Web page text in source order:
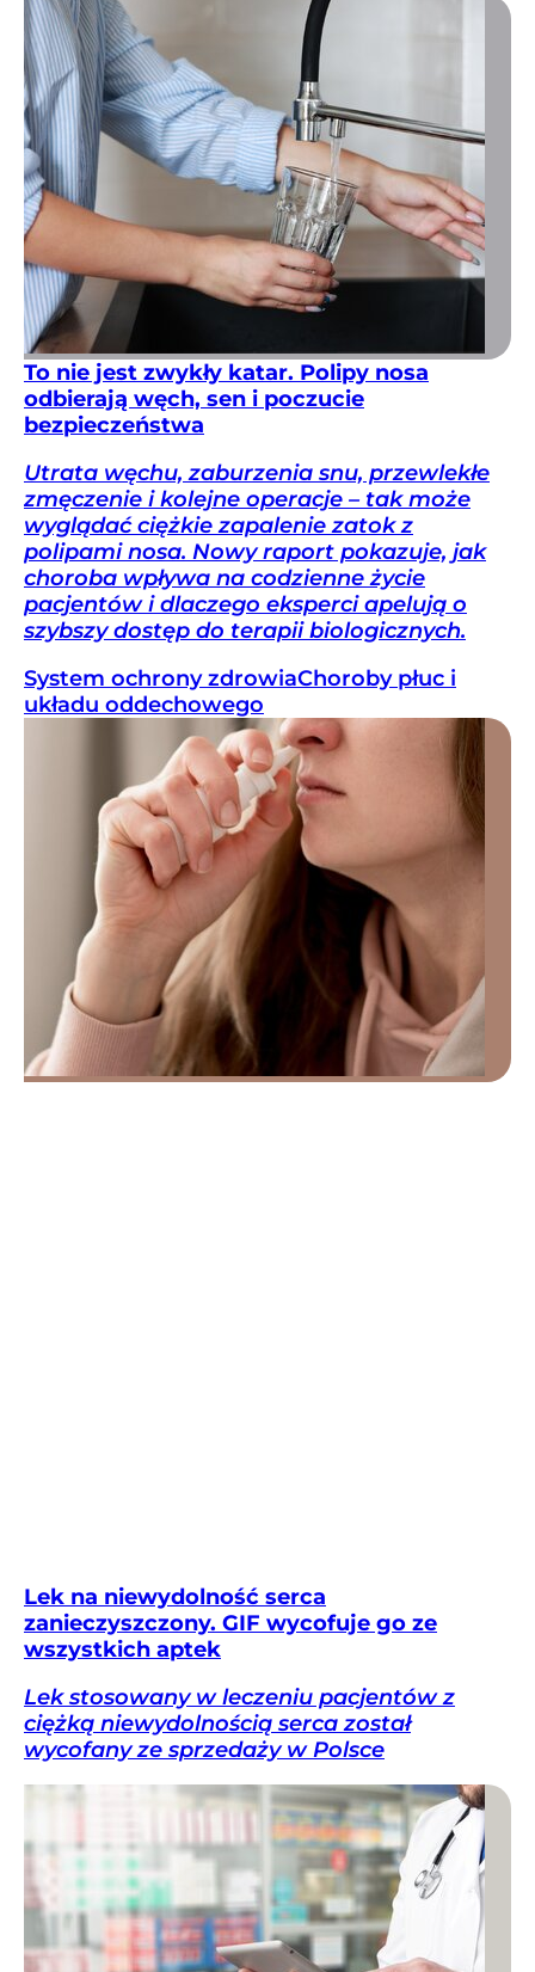
To nie jest zwykły katar. Polipy nosa
odbierają węch, sen i poczucie
bezpieczeństwa
Utrata węchu, zaburzenia snu, przewlekłe
zmęczenie i kolejne operacje – tak może
wyglądać ciężkie zapalenie zatok z
polipami nosa. Nowy raport pokazuje, jak
choroba wpływa na codzienne życie
pacjentów i dlaczego eksperci apelują o
szybszy dostęp do terapii biologicznych.
System ochrony zdrowiaChoroby płuc i
układu oddechowego
Lek na niewydolność serca
zanieczyszczony. GIF wycofuje go ze
wszystkich aptek
Lek stosowany w leczeniu pacjentów z
ciężką niewydolnością serca został
wycofany ze sprzedaży w Polsce